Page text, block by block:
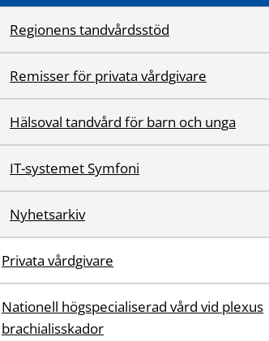
Regionens tandvårdsstöd
Remisser för privata vårdgivare
Hälsoval tandvård för barn och unga
IT-systemet Symfoni
Nyhetsarkiv
Privata vårdgivare
Nationell högspecialiserad vård vid plexus
brachialisskador